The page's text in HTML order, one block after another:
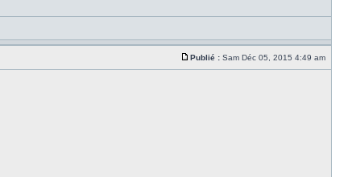
Publié : Sam Déc 05, 2015 4:49 am